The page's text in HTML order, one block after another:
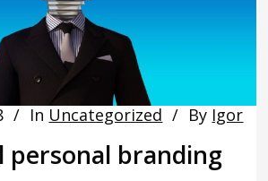
In Uncategorized By Igor
personal branding